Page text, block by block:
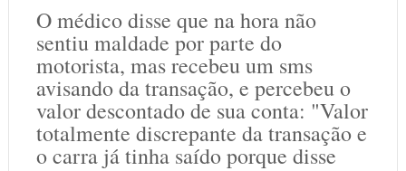
O médico disse que na hora não
sentiu maldade por parte do
motorista, mas recebeu um sms
avisando da transação, e percebeu o
valor descontado de sua conta: "Valor
totalmente discrepante da transação e
o carra já tinha saído porque disse